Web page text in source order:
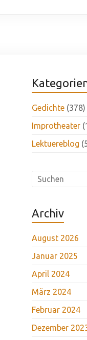
Gedichte (378)
Improtheater
Lektuereblog
Archiv
August 2026
Januar 2025
April 2024
März 2024
Februar 2024
Dezember